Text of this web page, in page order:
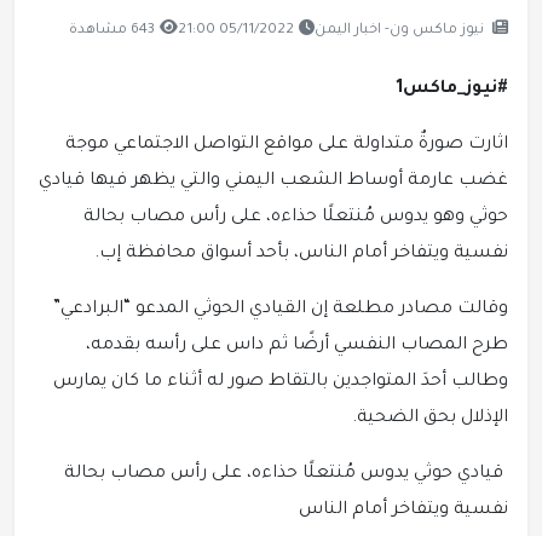
نيوز ماكس ون- اخبار اليمن 05/11/2022 21:00 643 مشاهدة
#نيوز_ماكس1
اثارت صورةٌ متداولة على مواقع التواصل الاجتماعي موجة
غضب عارمة أوساط الشعب اليمني والتي يظهر فيها قيادي
حوثي وهو يدوس مُنتعلًا حذاءه، على رأس مصاب بحالة
نفسية ويتفاخر أمام الناس، بأحد أسواق محافظة إب.
وقالت مصادر مطلعة إن القيادي الحوثي المدعو “البرادعي”
طرح المصاب النفسي أرضًا ثم داس على رأسه بقدمه،
وطالب أحدَ المتواجدين بالتقاط صور له أثناء ما كان يمارس
الإذلال بحق الضحية.
قيادي حوثي يدوس مُنتعلًا حذاءه، على رأس مصاب بحالة
نفسية ويتفاخر أمام الناس